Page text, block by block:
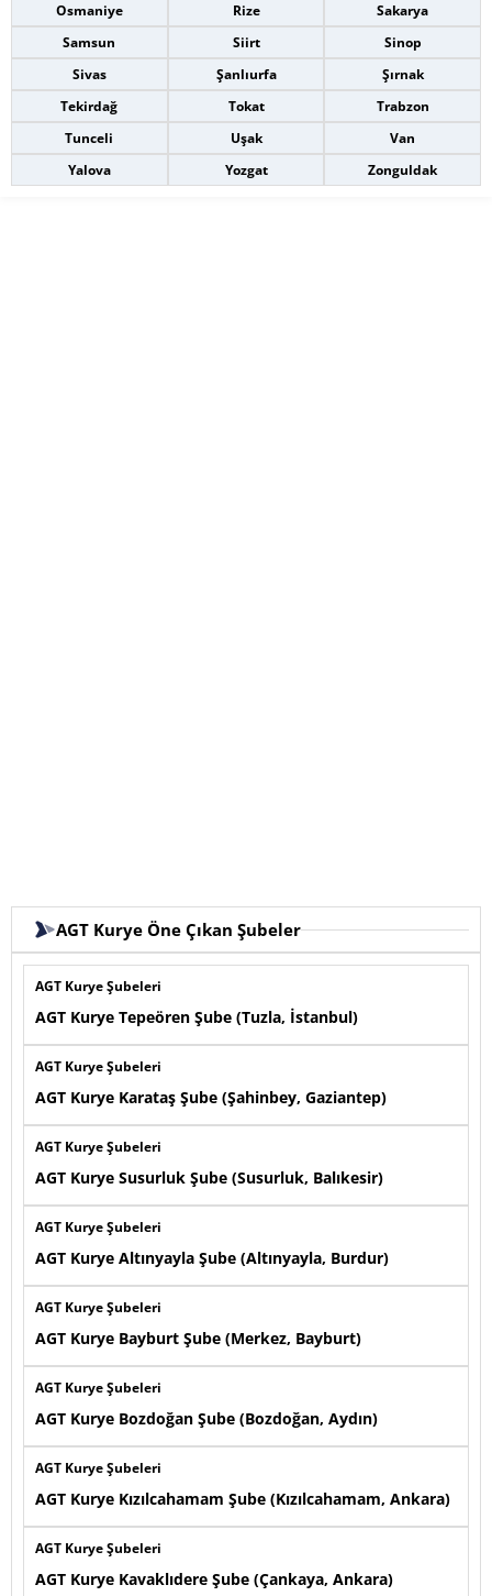
Osmaniye
Rize
Sakarya
Samsun
Siirt
Sinop
Sivas
Şanlıurfa
Şırnak
Tekirdağ
Tokat
Trabzon
Tunceli
Uşak
Van
Yalova
Yozgat Zonguldak
AGT Kurye Öne Çıkan Şubeler
AGT Kurye Şubeleri
AGT Kurye Tepeören Şube (Tuzla, İstanbul)
AGT Kurye Şubeleri
AGT Kurye Karataş Şube (Şahinbey, Gaziantep)
AGT Kurye Şubeleri
AGT Kurye Susurluk Şube (Susurluk, Balıkesir)
AGT Kurye Şubeleri
AGT Kurye Altınyayla Şube (Altınyayla, Burdur)
AGT Kurye Şubeleri
AGT Kurye Bayburt Şube (Merkez, Bayburt)
AGT Kurye Şubeleri
AGT Kurye Bozdoğan Şube (Bozdoğan, Aydın)
AGT Kurye Şubeleri
AGT Kurye Kızılcahamam Şube (Kızılcahamam, Ankara)
AGT Kurye Şubeleri
AGT Kurye Kavaklıdere Şube (Çankaya, Ankara)